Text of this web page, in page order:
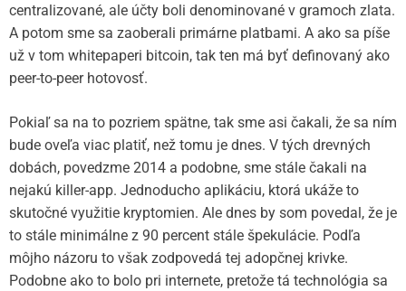
centralizované, ale účty boli denominované v gramoch zlata.
A potom sme sa zaoberali primárne platbami. A ako sa píše
už v tom whitepaperi bitcoin, tak ten má byť definovaný ako
peer-to-peer hotovosť.
Pokiaľ sa na to pozriem spätne, tak sme asi čakali, že sa ním
bude oveľa viac platiť, než tomu je dnes. V tých drevných
dobách, povedzme 2014 a podobne, sme stále čakali na
nejakú killer-app. Jednoducho aplikáciu, ktorá ukáže to
skutočné využitie kryptomien. Ale dnes by som povedal, že je
to stále minimálne z 90 percent stále špekulácie. Podľa
môjho názoru to však zodpovedá tej adopčnej krivke.
Podobne ako to bolo pri internete, pretože tá technológia sa